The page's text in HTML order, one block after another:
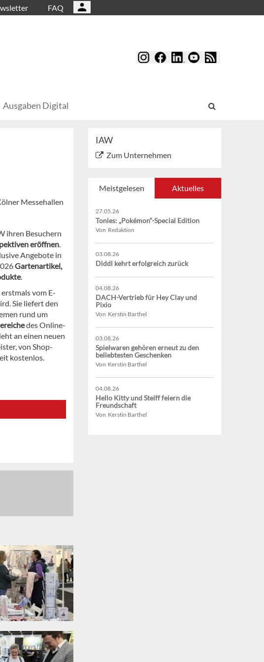
FAQ
Ausgaben Digital
Messehallen
ihren Besuchern
eröffnen.
Angebote in
Gartenartikel,
.
vom E-
Sie liefert den
rund um
des Online-
an einen neuen
von Shop-
kostenlos.
IAW
Zum Unternehmen
Meistgelesen Aktuelles
27.05.26
Tonies: „Pokémon“-Special Edition
Von Redaktion
03.08.26
Diddl kehrt erfolgreich zurück
04.08.26
DACH-Vertrieb für Hey Clay und
Pixio
Von Kerstin Barthel
03.08.26
Spielwaren gehören erneut zu den
beliebtesten Geschenken
Von Kerstin Barthel
04.08.26
Hello Kitty und Steiff feiern die
Freundschaft
Von Kerstin Barthel